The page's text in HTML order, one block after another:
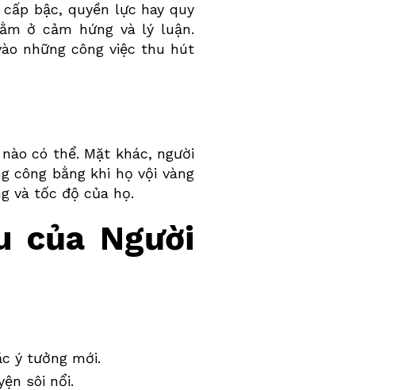
bậc, quyền lực hay quy
ở cảm hứng và lý luận.
những công việc thu hút
có thể. Mặt khác, người
công bằng khi họ vội vàng
và tốc độ của họ.
của Người
ý tưởng mới.
sôi nổi.